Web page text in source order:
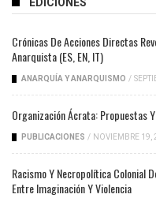
Crónicas De Acciones Directas
Anarquista (ES, EN, IT)
ANARQUÍA Y ANARQUISMO /
Organización Ácrata: Propuestas
PUBLICACIONES / NOVIEMBRE 19,
Racismo Y Necropolítica Colonial
Entre Imaginación Y Violencia